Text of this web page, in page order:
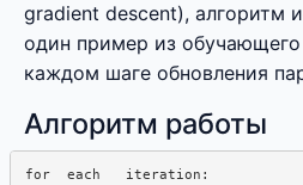
gradient descent), алгоритм
один пример из
каждом шаге обновления
Алгоритм работы
for  each   iteration: